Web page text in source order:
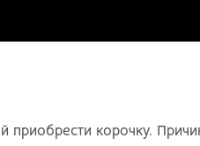
приобрести корочку.